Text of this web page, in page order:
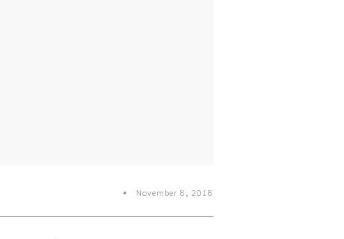
November 8, 2018